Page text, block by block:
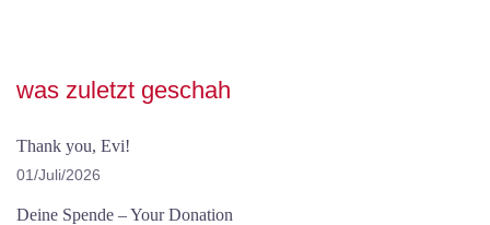
was zuletzt geschah
Thank you, Evi!
01/Juli/2026
Deine Spende – Your Donation